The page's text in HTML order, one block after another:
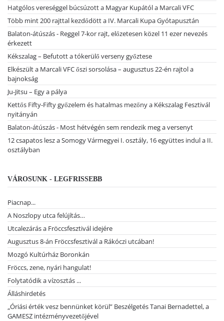
Hatgólos vereséggel búcsúzott a Magyar Kupától a Marcali VFC
Több mint 200 rajttal kezdődött a IV. Marcali Kupa Gyótapusztán
Balaton-átúszás - Reggel 7-kor rajt, előzetesen közel 11 ezer nevezés
érkezett
Kékszalag – Befutott a tókerülő verseny győztese
Elkészült a Marcali VFC őszi sorsolása – augusztus 22-én rajtol a
bajnokság
Ju-Jitsu – Egy a pálya
Kettős Fifty-Fifty győzelem és hatalmas mezőny a Kékszalag Fesztivál
nyitányán
Balaton-átúszás - Most hétvégén sem rendezik meg a versenyt
12 csapatos lesz a Somogy Vármegyei I. osztály, 16 együttes indul a II.
osztályban
VÁROSUNK - LEGFRISSEBB
Piacnap...
A Noszlopy utca felújítás…
Utcalezárás a Fröccsfesztivál idejére
Augusztus 8-án Fröccsfesztivál a Rákóczi utcában!
Mozgó Kultúrház Boronkán
Fröccs, zene, nyári hangulat!
Folytatódik a vízosztás ...
Álláshirdetés
„Óriási érték vesz bennünket körül” Beszélgetés Tanai Bernadettel, a
GAMESZ intézményvezetőjével